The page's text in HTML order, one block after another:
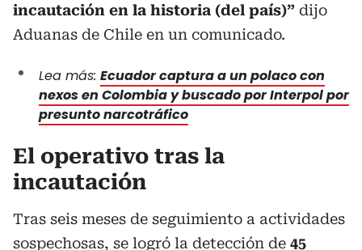
incautación en la historia (del país)” dijo
Aduanas de Chile en un comunicado.
Lea más: Ecuador captura a un polaco con
nexos en Colombia y buscado por Interpol por
presunto narcotráfico
El operativo tras la
incautación
Tras seis meses de seguimiento a actividades
sospechosas, se logró la detección de 45